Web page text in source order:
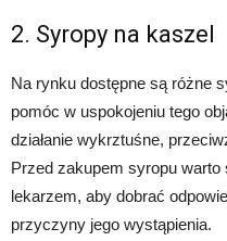
2. Syropy na kaszel
Na rynku dostępne są różne
pomóc w uspokojeniu tego
działanie wykrztuśne,
Przed zakupem syropu
lekarzem, aby dobrać
przyczyny jego wystąpienia.